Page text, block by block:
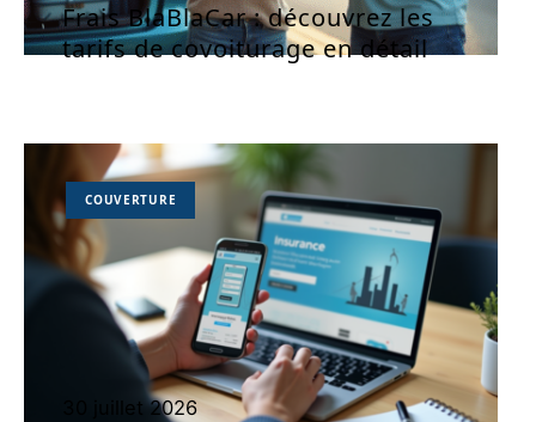
Frais BlaBlaCar : découvrez les
tarifs de covoiturage en détail
COUVERTURE
30 juillet 2026